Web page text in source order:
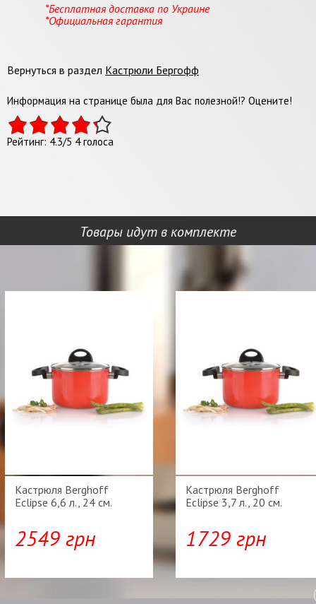
*Бесплатная доставка по Украине
*Официальная гарантия
Вернуться в раздел Кастрюли Бергофф
Информация на странице была для Вас полезной!? Оцените!
Рейтинг: 4.3/5 4голоса
Товары идут в комплекте
Кастрюля Berghoff
Eclipse 6,6 л., 24 см.
2549 грн
Кастрюля Berghoff
Eclipse 3,7 л., 20 см.
1729 грн